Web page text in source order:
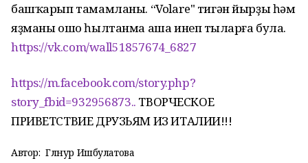
башҡарып тамамланы. “Volare" тигән йырҙы һәм
яҙманы ошо һылтанма аша инеп тыңларға була.
https://vk.com/wall51857674_6827
https://m.facebook.com/story.php?
story_fbid=932956873.. ТВОРЧЕСКОЕ
ПРИВЕТСТВИЕ ДРУЗЬЯМ ИЗ ИТАЛИИ!!!
Автор: Гөлнур Ишбулатова